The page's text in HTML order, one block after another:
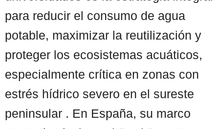
para reducir el consumo de agua
potable, maximizar la reutilización y
proteger los ecosistemas acuáticos,
especialmente crítica en zonas con
estrés hídrico severo en el sureste
peninsular . En España, su marco